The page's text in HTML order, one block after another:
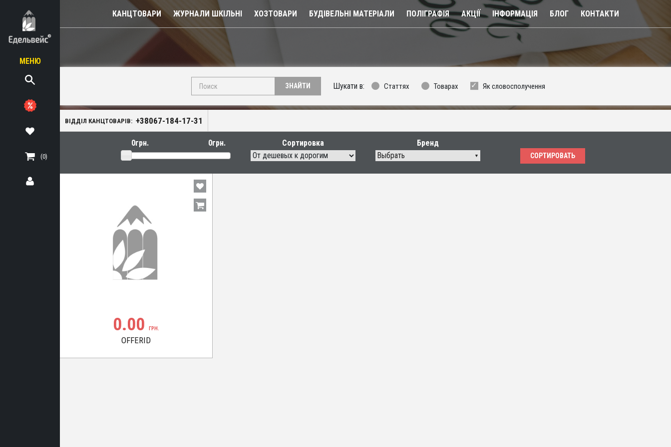
МЕНЮ
(0)
ЗНАЙТИ Шукати в: Статтях Товарах Як словосполучення
КАНЦТОВАРИ ЖУРНАЛИ ШКІЛЬНІ ХОЗТОВАРИ БУДІВЕЛЬНІ МАТЕРІАЛИ ПОЛІГРАФІЯ АКЦІЇ ІНФОРМАЦІЯ БЛОГ КОНТАКТИ
ВІДДІЛ КАНЦТОВАРІВ: +38067-184-17-31
Сортировка
Бренд
Выбрать
СОРТИРОВАТЬ
0.00 ГРН.
OFFERID